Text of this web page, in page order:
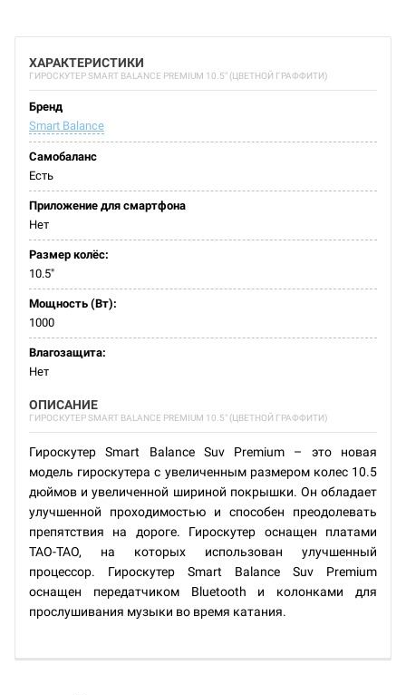
ХАРАКТЕРИСТИКИ
ГИРОСКУТЕР SMART BALANCE PREMIUM 10.5" (ЦВЕТНОЙ ГРАФФИТИ)
Бренд
Smart Balance
Самобаланс
Есть
Приложение для смартфона
Нет
Размер колёс:
10.5"
Мощность (Вт):
1000
Влагозащита:
Нет
ОПИСАНИЕ
ГИРОСКУТЕР SMART BALANCE PREMIUM 10.5" (ЦВЕТНОЙ ГРАФФИТИ)
Гироскутер Smart Balance Suv Premium – это новая
модель гироскутера с увеличенным размером колес 10.5
дюймов и увеличенной шириной покрышки. Он обладает
улучшенной проходимостью и способен преодолевать
препятствия на дороге. Гироскутер оснащен платами
TAO-TAO, на которых использован улучшенный
процессор. Гироскутер Smart Balance Suv Premium
оснащен передатчиком Bluetooth и колонками для
прослушивания музыки во время катания.